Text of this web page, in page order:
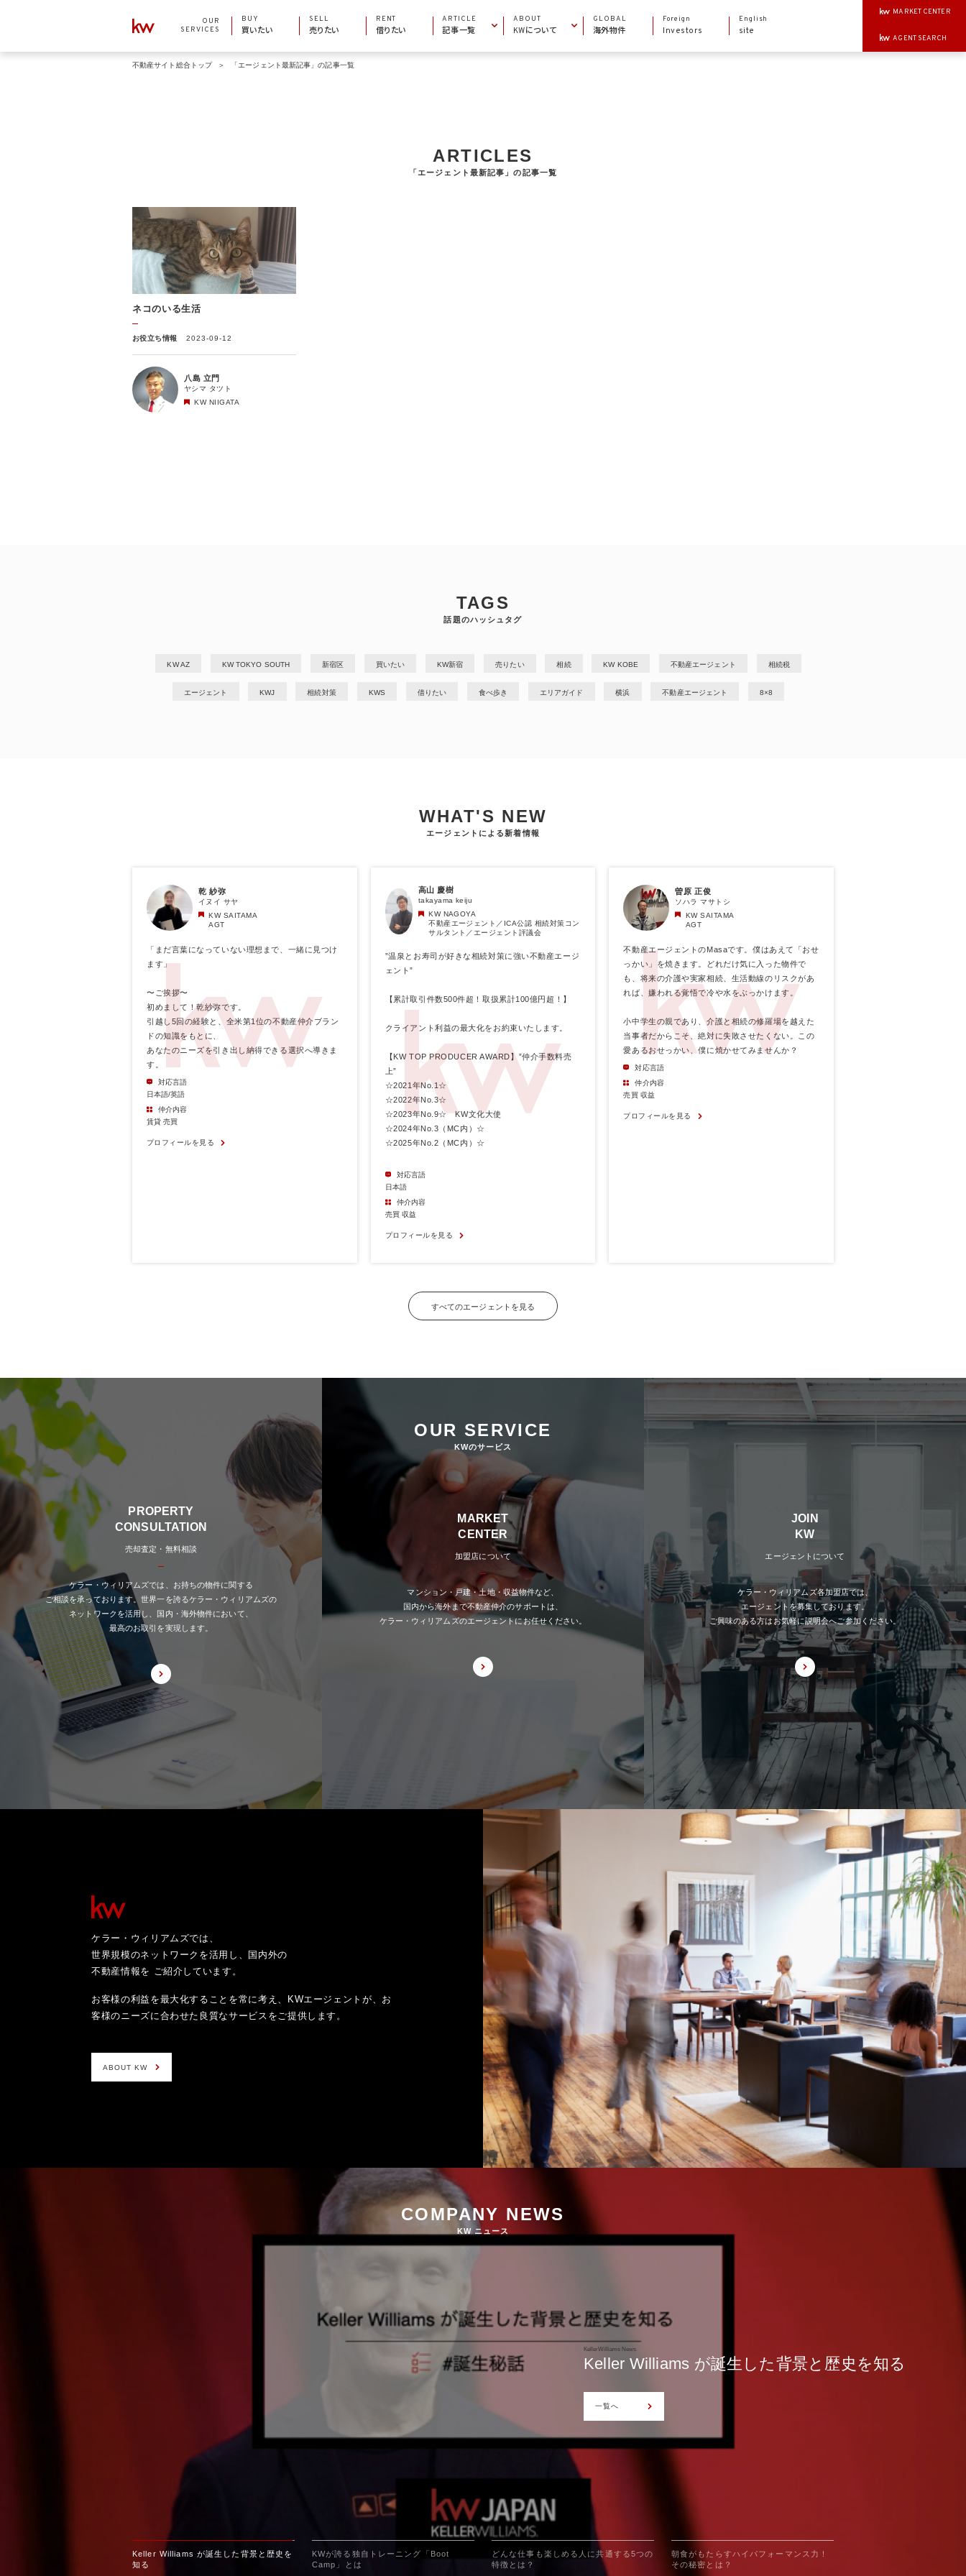
OUR
SERVICES
BUY
買いたい
SELL
売りたい
RENT
借りたい
ARTICLE
記事一覧
物件特集
ABOUT
KWについて
エージェントになりたい
GLOBAL
海外物件
Foreign
Investors
English
site
MARKET CENTER
AGENT SEARCH
不動産サイト総合トップ 「エージェント最新記事」の記事一覧
ARTICLES
「エージェント最新記事」の記事一覧
ネコのいる生活
お役立ち情報 2023-09-12
八島 立門
ヤシマ タツト
KW NIIGATA
TAGS
話題のハッシュタグ
KW AZ KW TOKYO SOUTH 新宿区 買いたい KW新宿 売りたい 相続 KW KOBE 不動産エージェント 相続税
エージェント KWJ 相続対策 KWS 借りたい 食べ歩き エリアガイド 横浜 不動産エージェント 8×8
WHAT'S NEW
エージェントによる新着情報
乾 紗弥
イヌイ サヤ
KW SAITAMA
AGT
「まだ言葉になっていない理想まで、一緒に見つけ
ます」
〜ご挨拶〜
初めまして！乾紗弥です。
引越し5回の経験と、全米第1位の不動産仲介ブラン
ドの知識をもとに、
あなたのニーズを引き出し納得できる選択へ導きま
す。
対応言語
日本語/英語
仲介内容
賃貸 売買
プロフィールを見る
高山 慶樹
takayama keiju
KW NAGOYA
不動産エージェント／ICA公認 相続対策コン
サルタント／エージェント評議会
”温泉とお寿司が好きな相続対策に強い不動産エージ
ェント”
【累計取引件数500件超！取扱累計100億円超！】
クライアント利益の最大化をお約束いたします。
【KW TOP PRODUCER AWARD】”仲介手数料売
上”
☆2021年No.1☆
☆2022年No.3☆
☆2023年No.9☆ KW文化大使
☆2024年No.3（MC内）☆
☆2025年No.2（MC内）☆
対応言語
日本語
仲介内容
売買 収益
プロフィールを見る
曽原 正俊
ソハラ マサトシ
KW SAITAMA
AGT
不動産エージェントのMasaです。僕はあえて「おせ
っかい」を焼きます。どれだけ気に入った物件で
も、将来の介護や実家相続、生活動線のリスクがあ
れば、嫌われる覚悟で冷や水をぶっかけます。
小中学生の親であり、介護と相続の修羅場を越えた
当事者だからこそ、絶対に失敗させたくない。この
愛あるおせっかい、僕に焼かせてみませんか？
対応言語
仲介内容
売買 収益
プロフィールを見る
すべてのエージェントを見る
OUR SERVICE
KWのサービス
PROPERTY
CONSULTATION
売却査定・無料相談
ケラー・ウィリアムズでは、お持ちの物件に関する
ご相談を承っております。世界一を誇るケラー・ウィリアムズの
ネットワークを活用し、国内・海外物件において、
最高のお取引を実現します。
MARKET
CENTER
加盟店について
マンション・戸建・土地・収益物件など、
国内から海外まで不動産仲介のサポートは、
ケラー・ウィリアムズのエージェントにお任せください。
JOIN
KW
エージェントについて
ケラー・ウィリアムズ各加盟店では、
エージェントを募集しております。
ご興味のある方はお気軽に説明会へご参加ください。
ケラー・ウィリアムズでは、
世界規模のネットワークを活用し、国内外の
不動産情報を ご紹介しています。
お客様の利益を最大化することを常に考え、KWエージェントが、お
客様のニーズに合わせた良質なサービスをご提供します。
ABOUT KW
COMPANY NEWS
KW ニュース
朝食がもたらすハイパフォーマンス力！その秘密と
は？
KellerWilliams News
Keller Williams が誕生した背景と歴史を知る
一覧へ
KellerWilliams News
KWが誇る独自トレーニング「Boot Camp」とは
一覧へ
どんな仕事も楽しめる人に共通する5つの特徴と
は？
朝食がもたらすハイパフォーマンス力！その秘密と
は？
KellerWilliams News
Keller Williams が誕生した背景と歴史を知る
一覧へ
Keller Williams が誕生した背景と歴史を
知る
KWが誇る独自トレーニング「Boot
Camp」とは
どんな仕事も楽しめる人に共通する5つの
特徴とは？
朝食がもたらすハイパフォーマンス力！
その秘密とは？